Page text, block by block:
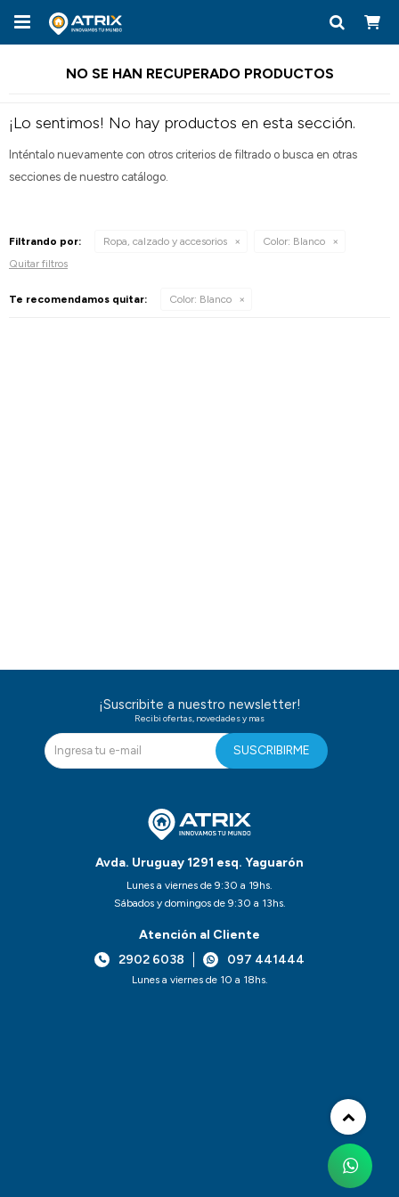

NO SE HAN RECUPERADO PRODUCTOS
¡Lo sentimos! No hay productos en esta sección.
Inténtalo nuevamente con otros criterios de filtrado o busca en otras
secciones de nuestro catálogo.
Filtrando por: Ropa, calzado y accesorios Color: Blanco
Quitar filtros
Te recomendamos quitar: Color: Blanco
Avda. Uruguay 1291 esq. Yaguarón
Lunes a viernes de 9:30 a 19hs.
Sábados y domingos de 9:30 a 13hs.
Atención al Cliente
2902 6038
097 441444
Lunes a viernes de 10 a 18hs.
¡Suscribite a nuestro newsletter!
Recibi ofertas, novedades y mas
SUSCRIBIRME